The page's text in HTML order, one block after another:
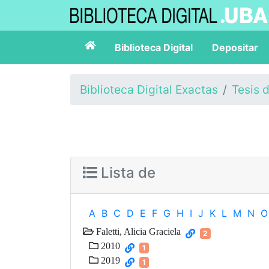
Biblioteca Digital Depositar
Biblioteca Digital Exactas Tesis
Lista de
A B C D E F G H I J K L M N O
Faletti, Alicia Graciela 2
2010 1
2019 1